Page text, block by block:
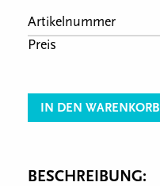
Artikelnummer
Preis
IN DEN WARENKORB
BESCHREIBUNG: